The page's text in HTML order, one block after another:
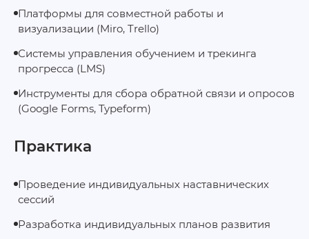
Платформы для совместной работы и
визуализации (Miro, Trello)
Системы управления обучением и трекинга
прогресса (LMS)
Инструменты для сбора обратной связи и опросов
(Google Forms, Typeform)
Практика
Проведение индивидуальных наставнических
сессий
Разработка индивидуальных планов развития